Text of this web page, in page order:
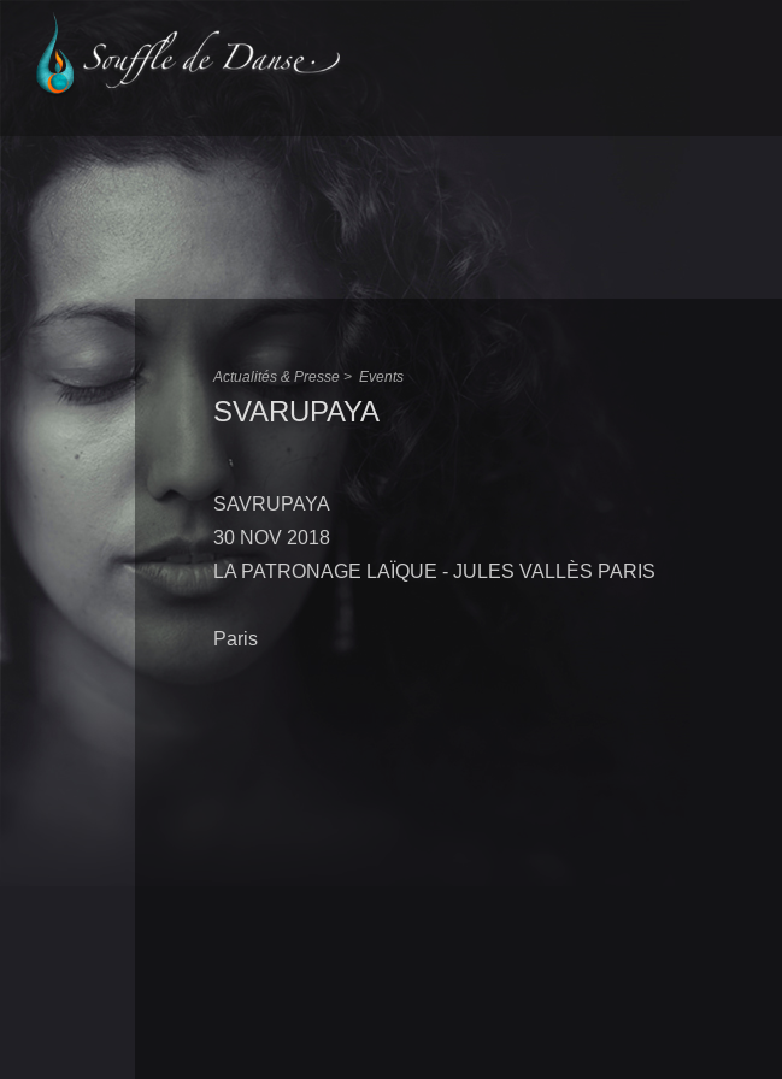
contenu
Actualités & Presse > Events
SVARUPAYA
SAVRUPAYA
30 NOV 2018
LA PATRONAGE LAÏQUE - JULES VALLÈS PARIS
Paris